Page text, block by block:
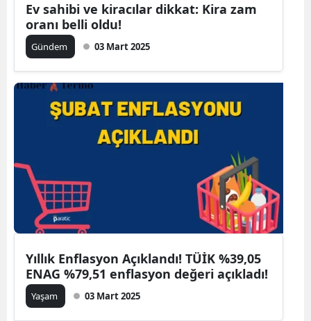
Ev sahibi ve kiracılar dikkat: Kira zam
oranı belli oldu!
Gündem 03 Mart 2025
Yıllık Enflasyon Açıklandı! TÜİK %39,05
ENAG %79,51 enflasyon değeri açıkladı!
Yaşam 03 Mart 2025